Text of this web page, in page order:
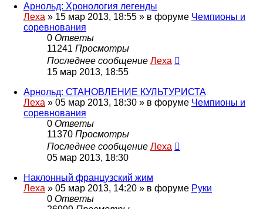
Арнольд: Хронология легенды
Леха » 15 мар 2013, 18:55 » в форуме Чемпионы и
соревнования
0 Ответы
11241 Просмотры
Последнее сообщение Леха
15 мар 2013, 18:55
Арнольд: СТАНОВЛЕНИЕ КУЛЬТУРИСТА
Леха » 05 мар 2013, 18:30 » в форуме Чемпионы и
соревнования
0 Ответы
11370 Просмотры
Последнее сообщение Леха
05 мар 2013, 18:30
Наклонный французский жим
Леха » 05 мар 2013, 14:20 » в форуме Руки
0 Ответы